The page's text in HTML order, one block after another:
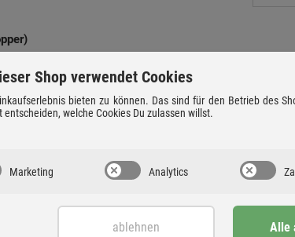
Shop verwendet Cookies
bieten zu können. Das sind für den Betrieb des
welche Cookies Du zulassen willst.
Marketing Analytics
ablehnen Alle